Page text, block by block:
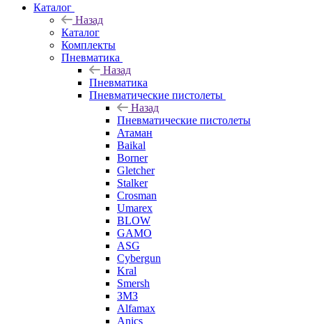
Каталог
Назад
Каталог
Комплекты
Пневматика
Назад
Пневматика
Пневматические пистолеты
Назад
Пневматические пистолеты
Атаман
Baikal
Borner
Gletcher
Stalker
Crosman
Umarex
BLOW
GAMO
ASG
Cybergun
Kral
Smersh
ЗМЗ
Alfamax
Anics